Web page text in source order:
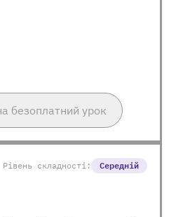
безоплатний урок
Рівень складності: Середній